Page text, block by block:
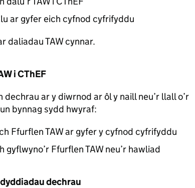
ar gyfer eich cyfnod cyfrifyddu
daliadau TAW cynnar.
i CThEF
dechrau ar y diwrnod ar ôl y naill neu’r llall o’r
bynnag sydd hwyraf:
Ffurflen TAW ar gyfer y cyfnod cyfrifyddu
Ffurflen TAW neu’r hawliad
dechrau